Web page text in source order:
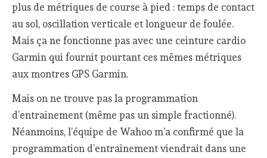
plus de métriques de course à pied : temps de contact
au sol, oscillation verticale et longueur de foulée.
Mais ça ne fonctionne pas avec une ceinture cardio
Garmin qui fournit pourtant ces mêmes métriques
aux montres GPS Garmin.
Mais on ne trouve pas la programmation
d’entrainement (même pas un simple fractionné).
Néanmoins, l’équipe de Wahoo m’a confirmé que la
programmation d’entrainement viendrait dans une